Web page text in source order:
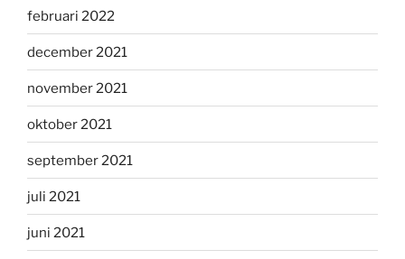
februari 2022
december 2021
november 2021
oktober 2021
september 2021
juli 2021
juni 2021